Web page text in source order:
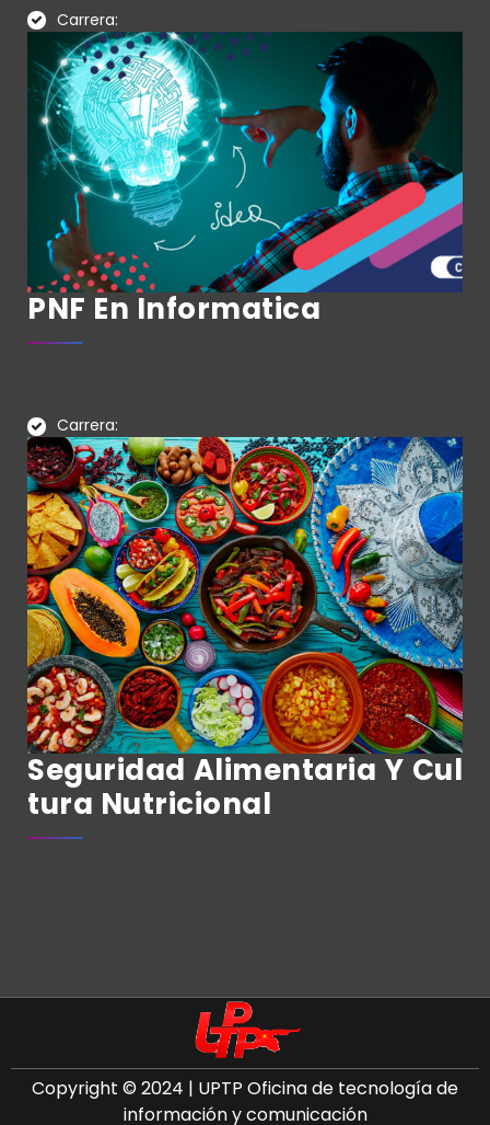
Carrera:
PNF En Informatica
Carrera:
Seguridad Alimentaria Y Cul
Tura Nutricional
Copyright © 2024 | UPTP Oficina de tecnología de
información y comunicación